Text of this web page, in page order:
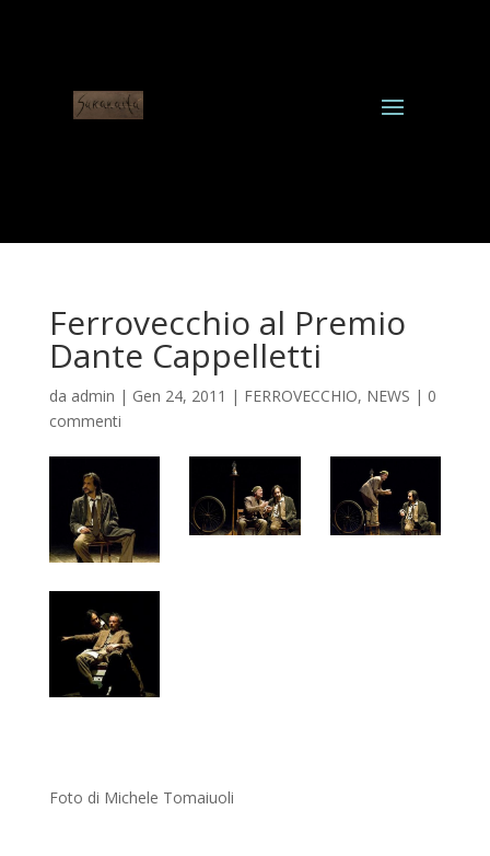
Ferrovecchio al Premio
Dante Cappelletti
da admin | Gen 24, 2011 | FERROVECCHIO, NEWS | 0
commenti
Foto di Michele Tomaiuoli